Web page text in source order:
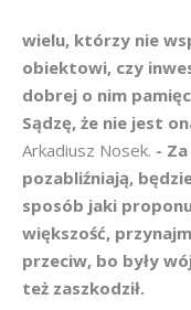
wielu, którzy nie
obiektowi, czy
dobrej o nim
Sądzę, że nie jest
Arkadiusz Nosek. -
pozabliźniają,
sposób jaki
większość,
przeciw, bo były
też zaszkodził.